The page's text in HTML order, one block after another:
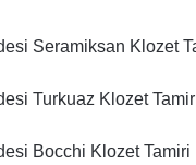
Seramiksan Klozet
Turkuaz Klozet
Bocchi Klozet Tamiri